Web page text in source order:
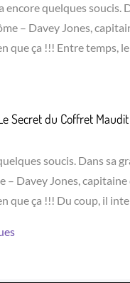
encore quelques soucis.
– Davey Jones,
que ça !!! Entre temps,
Secret du Coffret Maudit
soucis. Dans sa
– Davey Jones,
que ça !!! Du coup, il